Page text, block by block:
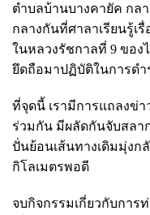
ตำบลบ้านบางคายัค กล
กลางกันที่ศาลาเรียนรู้เ
ในหลวงรัชกาลที่ 9 ของ
ยึดถือมาปฏิบัติในการดำ
ที่จุดนี้ เรามีการแถลงข่
ร่วมกัน มีผลัดกันจับสลา
ปั่นย้อนเส้นทางเดิมมุ่งก
กิโลเมตรพอดี
จบกิจกรรมเกี่ยวกับการ